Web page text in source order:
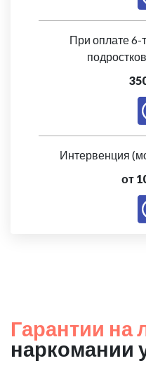
При оплате 6-
Интервенция
от
Гарантии на
наркомании